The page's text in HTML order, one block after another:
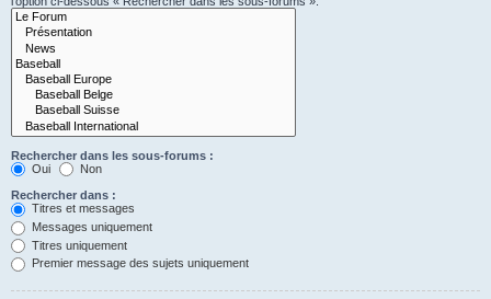
Rechercher dans les sous-forums :
Oui
Non
Rechercher dans :
Titres et messages
Messages uniquement
Titres uniquement
Premier message des sujets uniquement